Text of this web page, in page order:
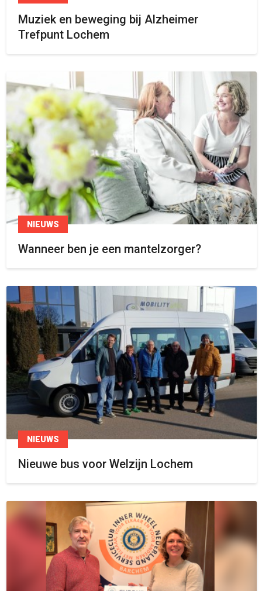
Muziek en beweging bij Alzheimer
Trefpunt Lochem
NIEUWS
Wanneer ben je een mantelzorger?
NIEUWS
Nieuwe bus voor Welzijn Lochem